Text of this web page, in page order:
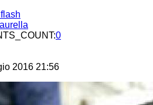
0
2016 21:56